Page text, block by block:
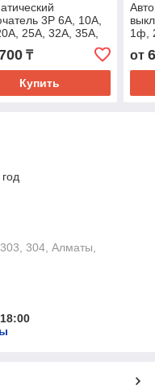
3P 6А, 10А,
25А, 32А, 35А,
63А (C / B) 4,5кА
EKF Basic
₸
Купить
1ф,
от
304, Алматы,